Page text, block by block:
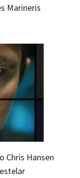
Marineris
Chris Hansen